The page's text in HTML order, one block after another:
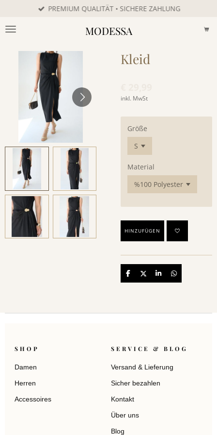
springen
MODESSA
PREMIUM QUALITÄT • SICHERE ZAHLUNG
Kleid
inkl. MwSt
Größe
Material
HINZUFÜGEN
TeilenTeilenTeilenTeilen
SHOP
Damen
Herren
Accessoires
SERVICE & BLOG
Versand & Lieferung
Sicher bezahlen
Kontakt
Über uns
Blog